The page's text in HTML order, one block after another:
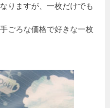
りますが、一枚だけでも
ごろな価格で好きな一枚